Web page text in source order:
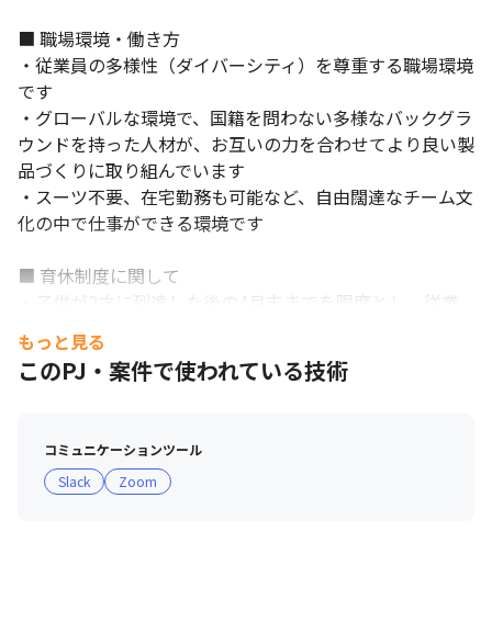
■ 職場環境・働き方
・従業員の多様性（ダイバーシティ）を尊重する職場環境
です
・グローバルな環境で、国籍を問わない多様なバックグラ
ウンドを持った人材が、お互いの力を合わせてより良い製
品づくりに取り組んでいます
・スーツ不要、在宅勤務も可能など、自由闊達なチーム文
化の中で仕事ができる環境です
■ 育休制度に関して
・子供が2才に到達した後の4月末までを限度とし、従業
員が申し出た期間で休職することが可能な育児休職制度を
導入しています
・2020年度の男性育休取得率は24％です（対象年度に育
もっと見る
このPJ・案件で使われている技術
コミュニケーションツール
Slack
Zoom